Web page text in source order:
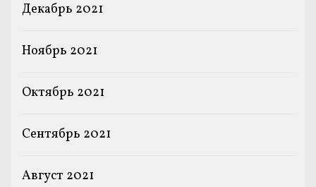
Декабрь 2021
Ноябрь 2021
Октябрь 2021
Сентябрь 2021
Август 2021